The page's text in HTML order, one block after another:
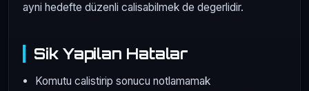
ayni hedefte düzenli calisabilmek de degerlidir.
Sik Yapilan Hatalar
Komutu calistirip sonucu notlamamak